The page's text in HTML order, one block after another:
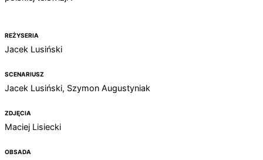
REŻYSERIA
Jacek Lusiński
SCENARIUSZ
Jacek Lusiński, Szymon Augustyniak
ZDJĘCIA
Maciej Lisiecki
OBSADA